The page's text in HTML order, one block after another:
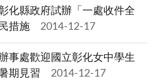
化縣政府試辦「一處收件全
措施
2014-12-17
事處歡迎國立彰化女中學生
期見習
2014-12-17